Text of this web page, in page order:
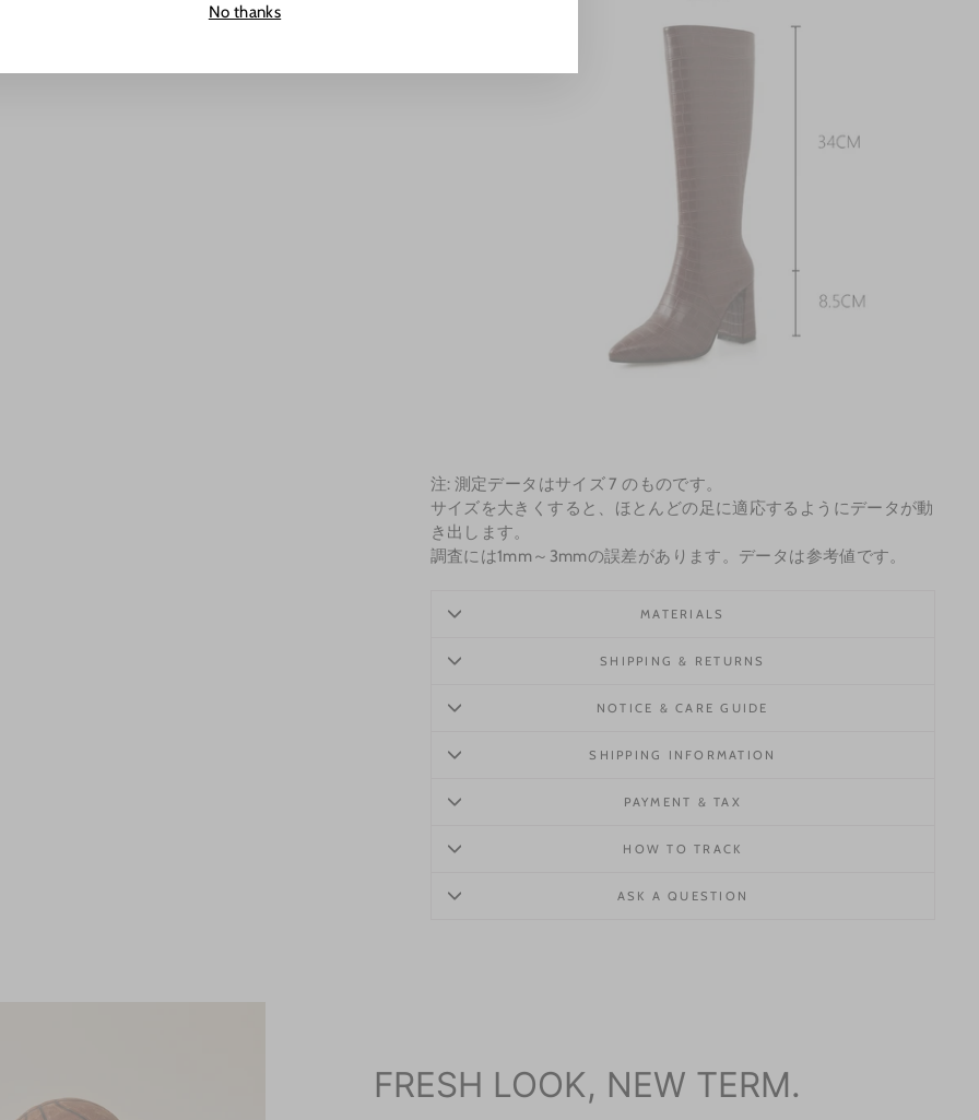
注: 測定データはサイズ 7 のものです。
サイズを大きくすると、ほとんどの足に適応するようにデータが動
き出します。
調査には1mm～3mmの誤差があります。データは参考値です。
MATERIALS
SHIPPING & RETURNS
NOTICE & CARE GUIDE
SHIPPING INFORMATION
PAYMENT & TAX
HOW TO TRACK
ASK A QUESTION
FRESH LOOK, NEW TERM.
No thanks